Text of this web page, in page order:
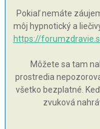
Pokiaľ nemáte
môj hypnotický a
https://
Môžete sa tam
prostredia
všetko bezplatné.
zvuková